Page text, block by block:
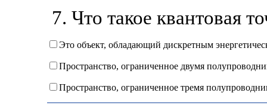
7. Что такое квантовая
Это объект, обладающий дискретным
Пространство, ограниченное двумя
Пространство, ограниченное тремя